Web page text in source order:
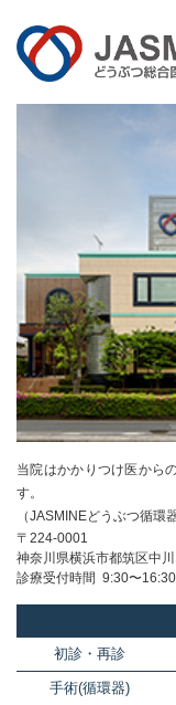
当院はかかりつけ医から
す。
（JASMINEどうぶつ循環
〒224-0001
神奈川県横浜市都筑区中
診療受付時間 9:30〜16:30
初診・再診
手術(循環器)